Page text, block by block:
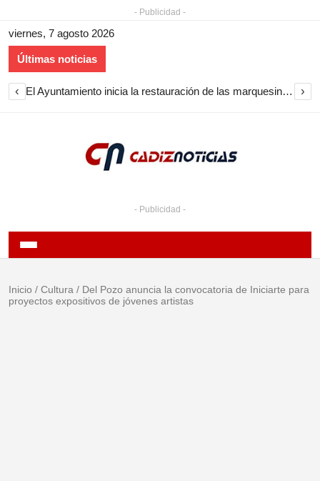
- Publicidad -
viernes, 7 agosto 2026
Últimas noticias
‹ El Ayuntamiento inicia la restauración de las marquesinas de Plaza Esteve para volver a instalarlas en el centro de Jerez ›
- Publicidad -
Inicio / Cultura / Del Pozo anuncia la convocatoria de Iniciarte para
proyectos expositivos de jóvenes artistas